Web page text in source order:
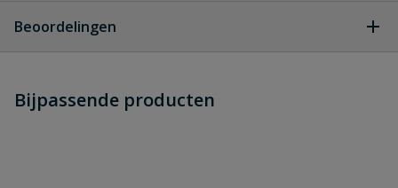
dit product?
Beoordelingen
Schrijf zelf een beoordeling
Bijpassende producten